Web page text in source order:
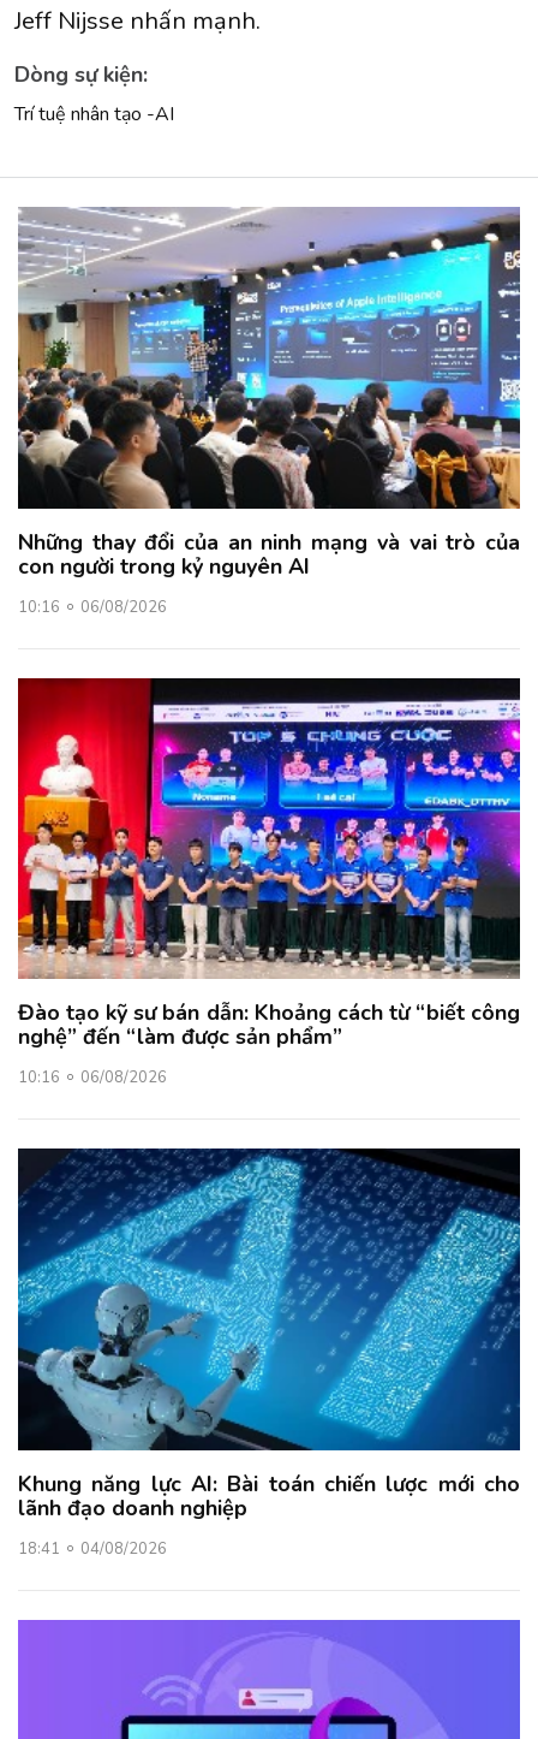
Jeff Nijsse nhấn mạnh.
Dòng sự kiện:
Trí tuệ nhân tạo -AI
Những thay đổi của an ninh mạng và vai trò của
con người trong kỷ nguyên AI
10:16 06/08/2026
Đào tạo kỹ sư bán dẫn: Khoảng cách từ “biết công
nghệ” đến “làm được sản phẩm”
10:16 06/08/2026
Khung năng lực AI: Bài toán chiến lược mới cho
lãnh đạo doanh nghiệp
18:41 04/08/2026